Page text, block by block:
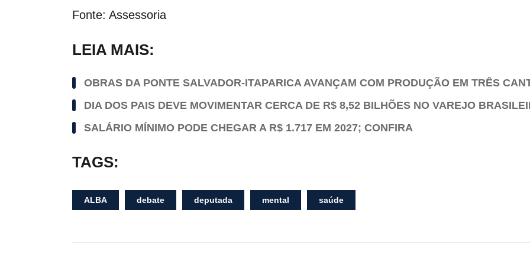
Fonte: Assessoria
LEIA MAIS:
OBRAS DA PONTE SALVADOR-ITAPARICA AVANÇAM COM PRODUÇÃO EM TRÊS
DIA DOS PAIS DEVE MOVIMENTAR CERCA DE R$ 8,52 BILHÕES NO VAREJO
SALÁRIO MÍNIMO PODE CHEGAR A R$ 1.717 EM 2027; CONFIRA
TAGS:
ALBA debate deputada mental saúde